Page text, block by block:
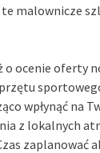
malownicze
o ocenie oferty
wpłynąć na
z lokalnych
zaplanować